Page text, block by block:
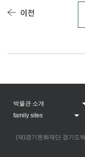
이전
(재)경기문화재단 경기도